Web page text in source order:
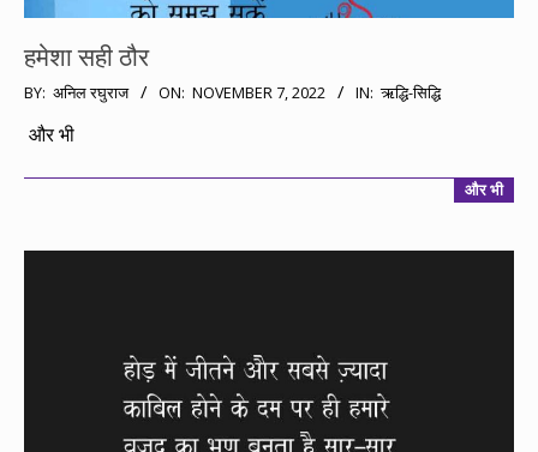
हमेशा सही ठौर
2022-
11-
BY: अनिल रघुराज ON: NOVEMBER 7, 2022 IN: ऋद्धि-सिद्धि
और भी
और भी